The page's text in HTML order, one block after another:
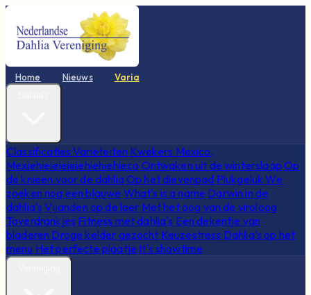
Home Nieuws Varia
Classificaties Variëteiten Kwekers Mexico,
Mexiehieieieieiehiehiehieco Ontwaken uit de winterslaap Op
de knieën voor de dahliaOp het dievenpad Plukgeluk We
zoeken nog een blauwe What's is a name Darwin in de
dahlia's Vijanden op de loer Met het oog van de viroloog
Toverdrankjes Fitness met dahlia's Een dekentje van
bladeren Droge kelder gezocht Keuzestress Dahlia's op het
menu Het perfecte plaatje It's showtime